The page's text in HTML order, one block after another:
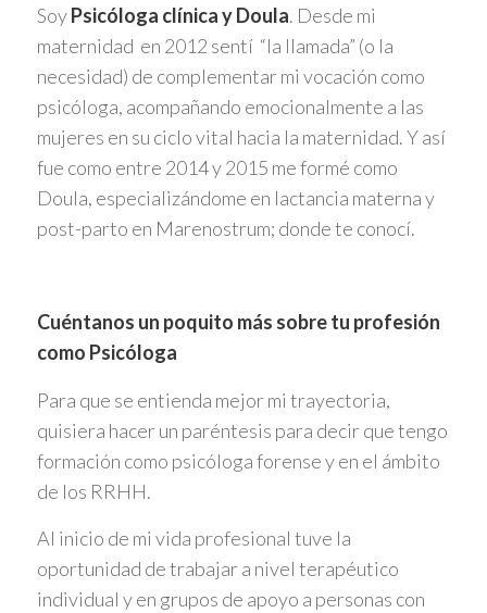
SoyPsicóloga clínica y Doula. Desde mi
maternidad en 2012 sentí “la llamada” (o la
necesidad) de complementar mi vocación como
psicóloga, acompañando emocionalmente a las
mujeres en su ciclo vital hacia la maternidad. Y así
fue como entre 2014 y 2015 me formé como
Doula, especializándome en lactancia materna y
post-parto en Marenostrum; donde te conocí.
Cuéntanos un poquito más sobre tu profesión
como Psicóloga
Para que se entienda mejor mi trayectoria,
quisiera hacer un paréntesis para decir que tengo
formación como psicóloga forense y en el ámbito
de los RRHH.
Al inicio de mi vida profesional tuve la
oportunidad de trabajar a nivel terapéutico
individual y en grupos de apoyo a personas con